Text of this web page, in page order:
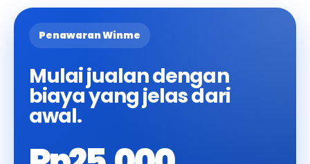
Penawaran Winme
Mulai jualan dengan
biaya yang jelas dari
awal.